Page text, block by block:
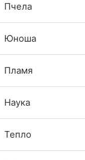
Пчела
Юноша
Пламя
Наука
Тепло